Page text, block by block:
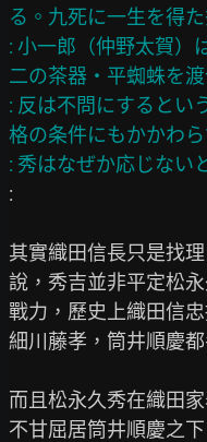
る。九死に一生を得
: 小一郎（仲野太賀）
二の茶器・平蜘蛛を
: 反は不問にするとい
格の条件にもかかわ
:
其實織田信長只是找
說，秀吉並非平定松
戰力，歷史上織田信
細川藤孝，筒井順慶
而且松永久秀在織田
不甘屈居筒井順慶之下